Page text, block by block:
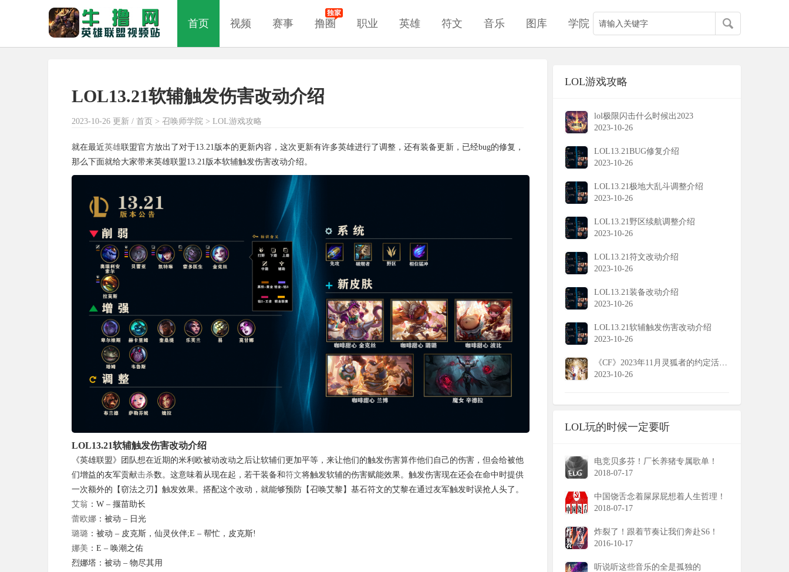
首页 视频 赛事 撸圈 职业 英雄 符文 音乐 图库 学院
LOL13.21软辅触发伤害改动介绍
2023-10-26 更新 / 首页 > 召唤师学院 > LOL游戏攻略
就在最近英雄联盟官方放出了对于13.21版本的更新内容，这次更新有许多英雄进行了调整，还有装备更新，已经bug的修复，
那么下面就给大家带来英雄联盟13.21版本软辅触发伤害改动介绍。
LOL13.21软辅触发伤害改动介绍
《英雄联盟》团队想在近期的米利欧被动改动之后让软辅们更加平等，来让他们的触发伤害算作他们自己的伤害，但会给被他
们增益的友军贡献击杀数。这意味着从现在起，若干装备和符文将触发软辅的伤害赋能效果。触发伤害现在还会在命中时提供
一次额外的【窃法之刃】触发效果。搭配这个改动，就能够预防【召唤艾黎】基石符文的艾黎在通过友军触发时误抢人头了。
艾翁 ：W – 揠苗助长
蕾欧娜 ：被动 – 日光
璐璐 ：被动 – 皮克斯，仙灵伙伴;E – 帮忙，皮克斯!
娜美 ：E – 唤潮之佑
烈娜塔：被动 – 物尽其用
LOL游戏攻略
lol极限闪击什么时候出2023
2023-10-26
LOL13.21BUG修复介绍
2023-10-26
LOL13.21极地大乱斗调整介绍
2023-10-26
LOL13.21野区续航调整介绍
2023-10-26
LOL13.21符文改动介绍
2023-10-26
LOL13.21装备改动介绍
2023-10-26
LOL13.21软辅触发伤害改动介绍
2023-10-26
《CF》2023年11月灵狐者的约定活动网址
2023-10-26
LOL玩的时候一定要听
电竞贝多芬！厂长养猪专属歌单！
2018-07-17
中国饶舌念着屎尿屁想着人生哲理！
2018-07-17
炸裂了！跟着节奏让我们奔赴S6！
2016-10-17
听说听这些音乐的全是孤独的